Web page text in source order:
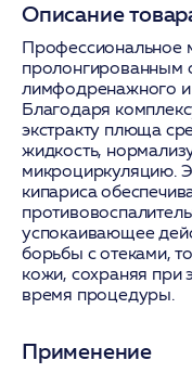
Описание
Профессиональное
пролонгированным
лимфодренажного и
Благодаря
экстракту плюща
жидкость,
микроциркуляцию.
кипариса
успокаивающее
борьбы с отеками,
кожи, сохраняя при
время процедуры.
Применение